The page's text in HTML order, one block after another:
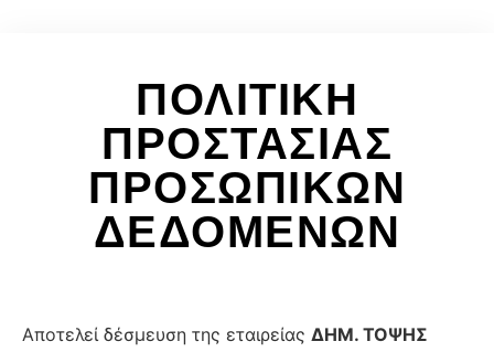
ΠΟΛΙΤΙΚΗ
ΠΡΟΣΤΑΣΙΑΣ
ΠΡΟΣΩΠΙΚΩΝ
ΔΕΔΟΜΕΝΩΝ
Αποτελεί δέσμευση της εταιρείας ΔΗΜ. ΤΟΨΗΣ